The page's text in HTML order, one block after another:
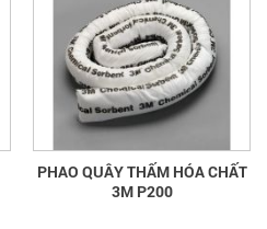
PHAO QUÂY THẤM HÓA CHẤT
3M P200